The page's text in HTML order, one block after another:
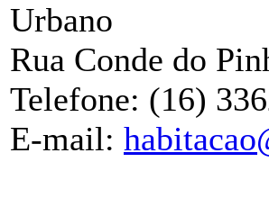
Urbano
Rua Conde do
Telefone: (16)
E-mail: